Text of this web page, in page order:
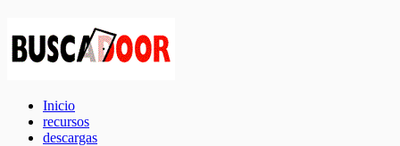
Inicio
recursos
descargas